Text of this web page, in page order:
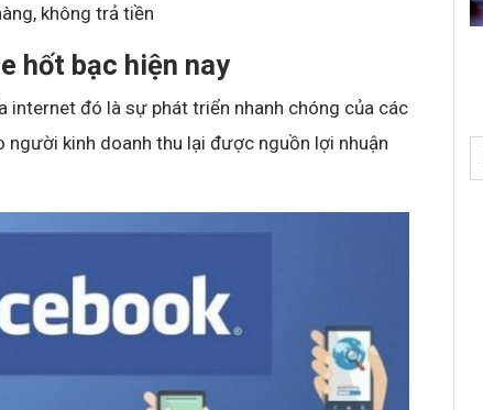
không trả tiền
hốt bạc hiện nay
internet đó là sự phát triển nhanh chóng của các
người kinh doanh thu lại được nguồn lợi nhuận